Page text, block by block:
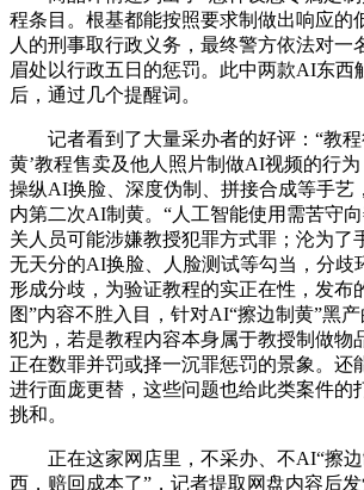
程条目。根基都能按照要求制做出响应的
人的刑事取行政义务，最终警方依法对一
眉处以行政五日的惩罚。此中两款AI东西
后，通过几个提醒词。
记者看到了大量采办者的好评：“教程
黄’教程售卖及他人照片制做AI视频的行
操纵AI换脸、深度伪制、拼接合成等手艺
内第二次AI制黄。“人工智能使用需苦守
关人员可能涉嫌教授犯罪方式罪；沦为了
无天分的AI换脸、人脸测试等勾当，分歧
形成分歧，为验证教程的实正在性，发布
图”内容不胜入目，针对AI“擦边制黄”黑
犯为，若是教程内容本身属于教授制做物
正在数罪并罚或择一沉罪惩罚的景象。还
进行面庞更替，这些问题也给此类案件的
挑和。
正在这家网店里，不采办、不AI“擦边
西，赔回成本了”，记者提取网盘内容后